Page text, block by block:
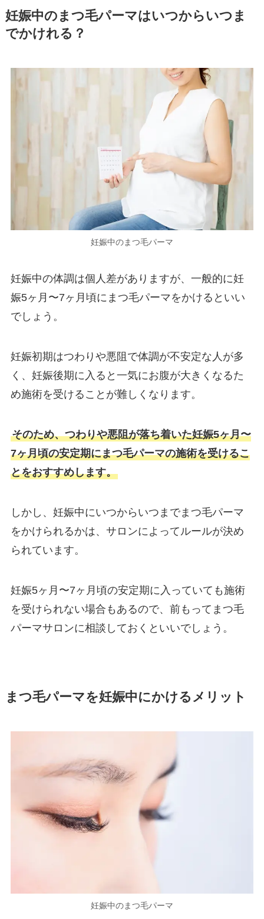
妊娠中のまつ毛パーマはいつからいつま
でかけれる？
妊娠中のまつ毛パーマ
妊娠中の体調は個人差がありますが、一般的に妊
娠5ヶ月〜7ヶ月頃にまつ毛パーマをかけるといい
でしょう。
妊娠初期はつわりや悪阻で体調が不安定な人が多
く、妊娠後期に入ると一気にお腹が大きくなるた
め施術を受けることが難しくなります。
そのため、つわりや悪阻が落ち着いた妊娠5ヶ月〜
7ヶ月頃の安定期にまつ毛パーマの施術を受けるこ
とをおすすめします。
しかし、妊娠中にいつからいつまでまつ毛パーマ
をかけられるかは、サロンによってルールが決め
られています。
妊娠5ヶ月〜7ヶ月頃の安定期に入っていても施術
を受けられない場合もあるので、前もってまつ毛
パーマサロンに相談しておくといいでしょう。
まつ毛パーマを妊娠中にかけるメリット
妊娠中のまつ毛パーマ